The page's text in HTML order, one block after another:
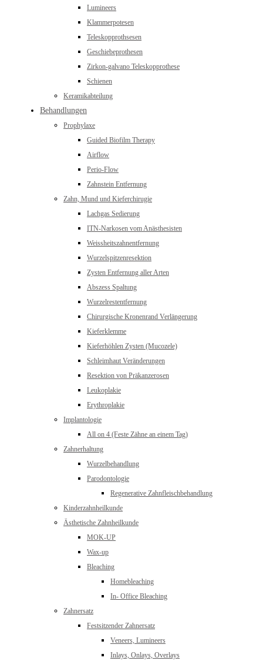
Lumineers
Klammerpotesen
Teleskopprothsesen
Geschiebeprothesen
Zirkon-galvano Teleskopprothese
Schienen
Keramikabteilung
Behandlungen
Prophylaxe
Guided Biofilm Therapy
Airflow
Perio-Flow
Zahnstein Entfernung
Zahn, Mund und Kieferchirugie
Lachgas Sedierung
ITN-Narkosen vom Anästhesisten
Weissheitszahnentfernung
Wurzelspitzenresektion
Zysten Entfernung aller Arten
Abszess Spaltung
Wurzelrestentfernung
Chirurgische Kronenrand Verlängerung
Kieferklemme
Kieferhöhlen Zysten (Mucozele)
Schleimhaut Veränderungen
Resektion von Präkanzerosen
Leukoplakie
Erythroplakie
Implantologie
All on 4 (Feste Zähne an einem Tag)
Zahnerhaltung
Wurzelbehandlung
Parodontologie
Regenerative Zahnfleischbehandlung
Kinderzahnheilkunde
Ästhetische Zahnheilkunde
MOK-UP
Wax-up
Bleaching
Homebleaching
In- Office Bleaching
Zahnersatz
Festsitzender Zahnersatz
Veneers, Lumineers
Inlays, Onlays, Overlays